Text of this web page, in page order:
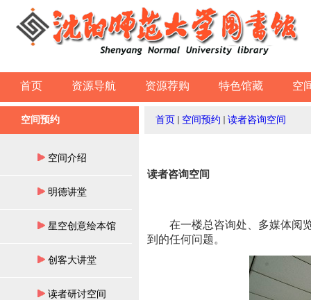
首页 资源导航 资源荐购 特色馆藏 空
空间预约
空间介绍
明德讲堂
星空创意绘本馆
创客大讲堂
读者研讨空间
首页 空间预约 读者咨询空间
读者咨询空间
在一楼总咨询处、多媒体阅
到的任何问题。